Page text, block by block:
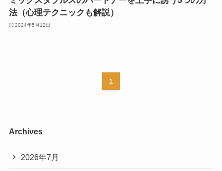
法（心理テクニックも解説）
2024年5月12日
1
Archives
2026年7月